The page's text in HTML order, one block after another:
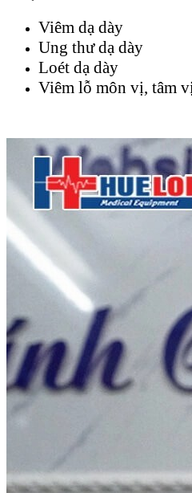
Viêm dạ dày
Ung thư dạ dày
Loét dạ dày
Viêm lỗ môn vị, tâm